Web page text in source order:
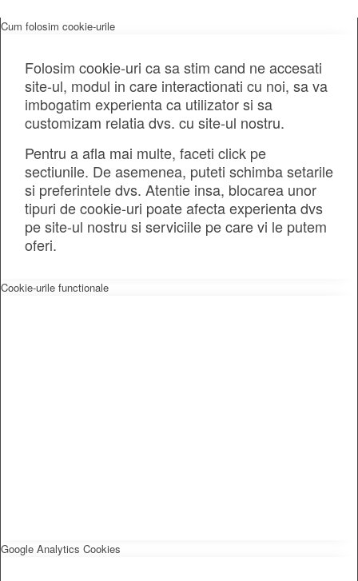
Cum folosim cookie-urile
Folosim cookie-uri ca sa stim cand ne accesati
site-ul, modul in care interactionati cu noi, sa va
imbogatim experienta ca utilizator si sa
customizam relatia dvs. cu site-ul nostru.
Pentru a afla mai multe, faceti click pe
sectiunile. De asemenea, puteti schimba setarile
si preferintele dvs. Atentie insa, blocarea unor
tipuri de cookie-uri poate afecta experienta dvs
pe site-ul nostru si serviciile pe care vi le putem
oferi.
Cookie-urile functionale
Google Analytics Cookies